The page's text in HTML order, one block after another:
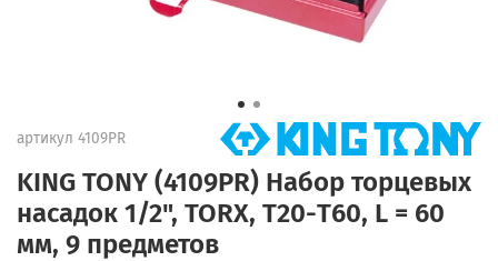
артикул 4109PR
KING TONY (4109PR) Набор торцевых
насадок 1/2", TORX, Т20-Т60, L = 60
мм, 9 предметов